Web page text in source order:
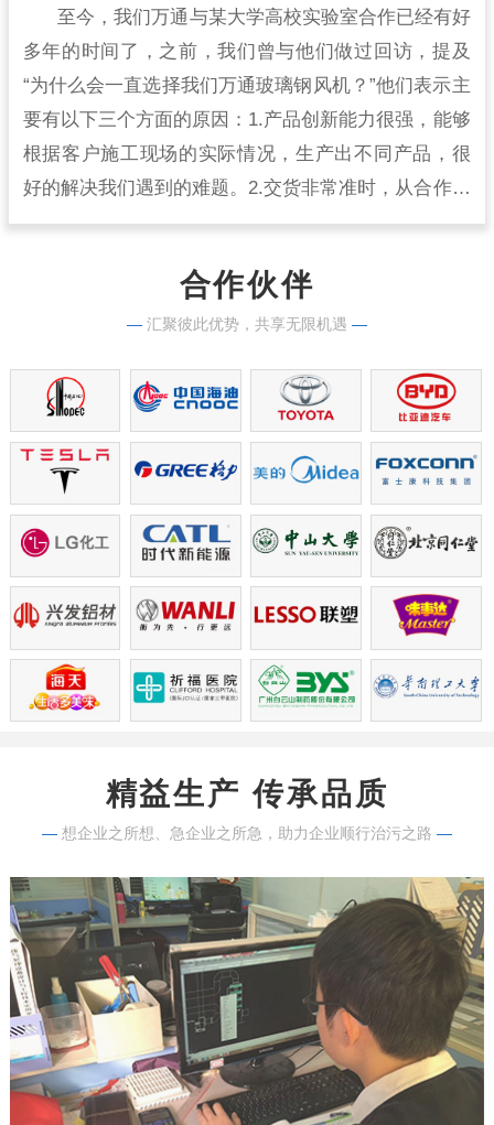
至今，我们万通与某大学高校实验室合作已经有好
多年的时间了，之前，我们曾与他们做过回访，提及
“为什么会一直选择我们万通玻璃钢风机？”他们表示主
要有以下三个方面的原因：1.产品创新能力很强，能够
根据客户施工现场的实际情况，生产出不同产品，很
好的解决我们遇到的难题。2.交货非常准时，从合作开
始到现在，从来没有出现过延时交货的情况，生产实
合作伙伴
— 汇聚彼此优势，共享无限机遇 —
精益生产 传承品质
— 想企业之所想、急企业之所急，助力企业顺行治污之路 —